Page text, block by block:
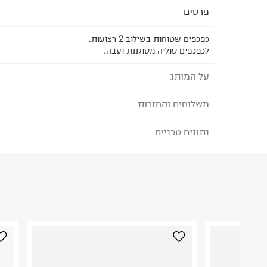
פרטים
כפכפים שטוחות בשילוב 2 רצועות.
לכפכפים סוליה מסוגננת ועבה.
על המותג
REEF - ריף
משלוחים והחזרות
לבחירת בשיטת המשלוח המתאימה לכם,
לפני החזרת החבילה, חשוב להדביק את מדבקת
נתונים טכניים